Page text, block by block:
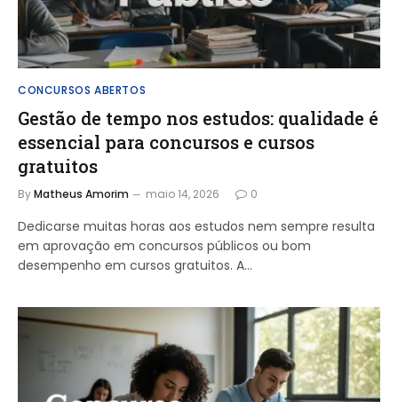
CONCURSOS ABERTOS
Gestão de tempo nos estudos: qualidade é
essencial para concursos e cursos
gratuitos
ByMatheus Amorim maio 14, 2026 0
Dedicarse muitas horas aos estudos nem sempre resulta
em aprovação em concursos públicos ou bom
desempenho em cursos gratuitos. A…